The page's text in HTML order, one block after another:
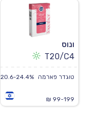
ונוס
T20/C4
טוגדר פארמה 20.6-24.4%
99-199 ₪